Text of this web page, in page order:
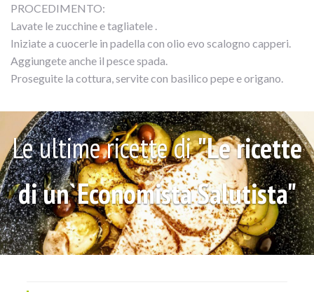
PROCEDIMENTO:
Lavate le zucchine e tagliatele .
Iniziate a cuocerle in padella con olio evo scalogno capperi.
Aggiungete anche il pesce spada.
Proseguite la cottura, servite con basilico pepe e origano.
Le ultime ricette di"Le ricette
di un`Economista Salutista"